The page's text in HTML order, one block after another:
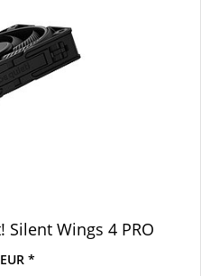
Wings 4 PRO
*